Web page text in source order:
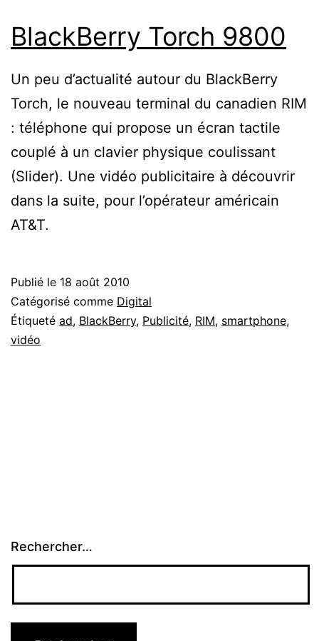
BlackBerry Torch 9800
Un peu d’actualité autour du BlackBerry
Torch, le nouveau terminal du canadien RIM
: téléphone qui propose un écran tactile
couplé à un clavier physique coulissant
(Slider). Une vidéo publicitaire à découvrir
dans la suite, pour l’opérateur américain
AT&T.
Publié le 18 août 2010
Catégorisé comme Digital
Étiqueté ad, BlackBerry, Publicité, RIM, smartphone,
vidéo
Rechercher…